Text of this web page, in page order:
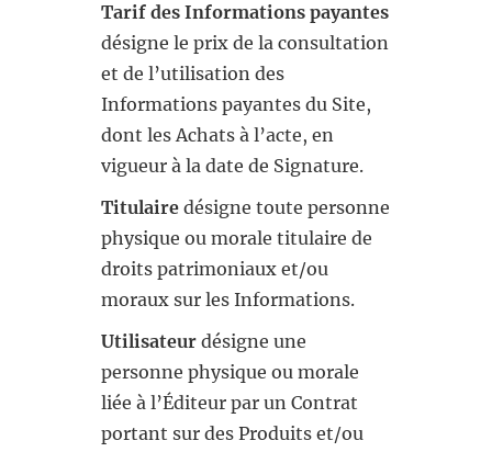
Tarif des Informations payantes
désigne le prix de la consultation
et de l’utilisation des
Informations payantes du Site,
dont les Achats à l’acte, en
vigueur à la date de Signature.
Titulaire désigne toute personne
physique ou morale titulaire de
droits patrimoniaux et/ou
moraux sur les Informations.
Utilisateur désigne une
personne physique ou morale
liée à l’Éditeur par un Contrat
portant sur des Produits et/ou